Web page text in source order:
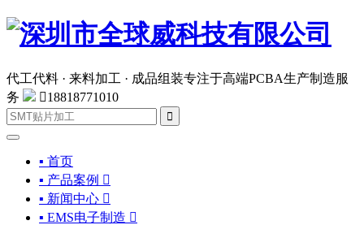
代工代料 · 来料加工 · 成品组装专注于高端PCBA生产制造服
务
18818771010

▪ 首页
▪ 产品案例 
▪ 新闻中心 
▪ EMS电子制造 